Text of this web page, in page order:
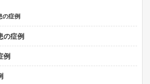
の症例
の症例
例